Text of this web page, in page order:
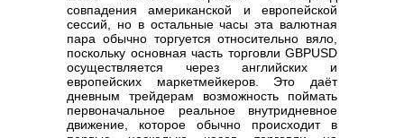
совпадения американской и европейской
сессий, но в остальные часы эта валютная
пара обычно торгуется относительно вяло,
поскольку основная часть торговли GBPUSD
осуществляется через английских и
европейских маркетмейкеров. Это даёт
дневным трейдерам возможность поймать
первоначальное реальное внутридневное
движение, которое обычно происходит в